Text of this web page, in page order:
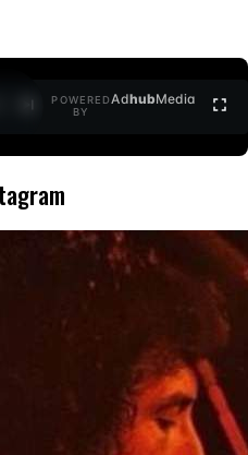
POWERED
BY
AdhubMedia